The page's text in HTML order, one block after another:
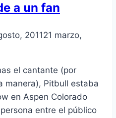
a un fan
201121 marzo,
el cantante (por
manera), Pitbull estaba
en Aspen Colorado
entre el público